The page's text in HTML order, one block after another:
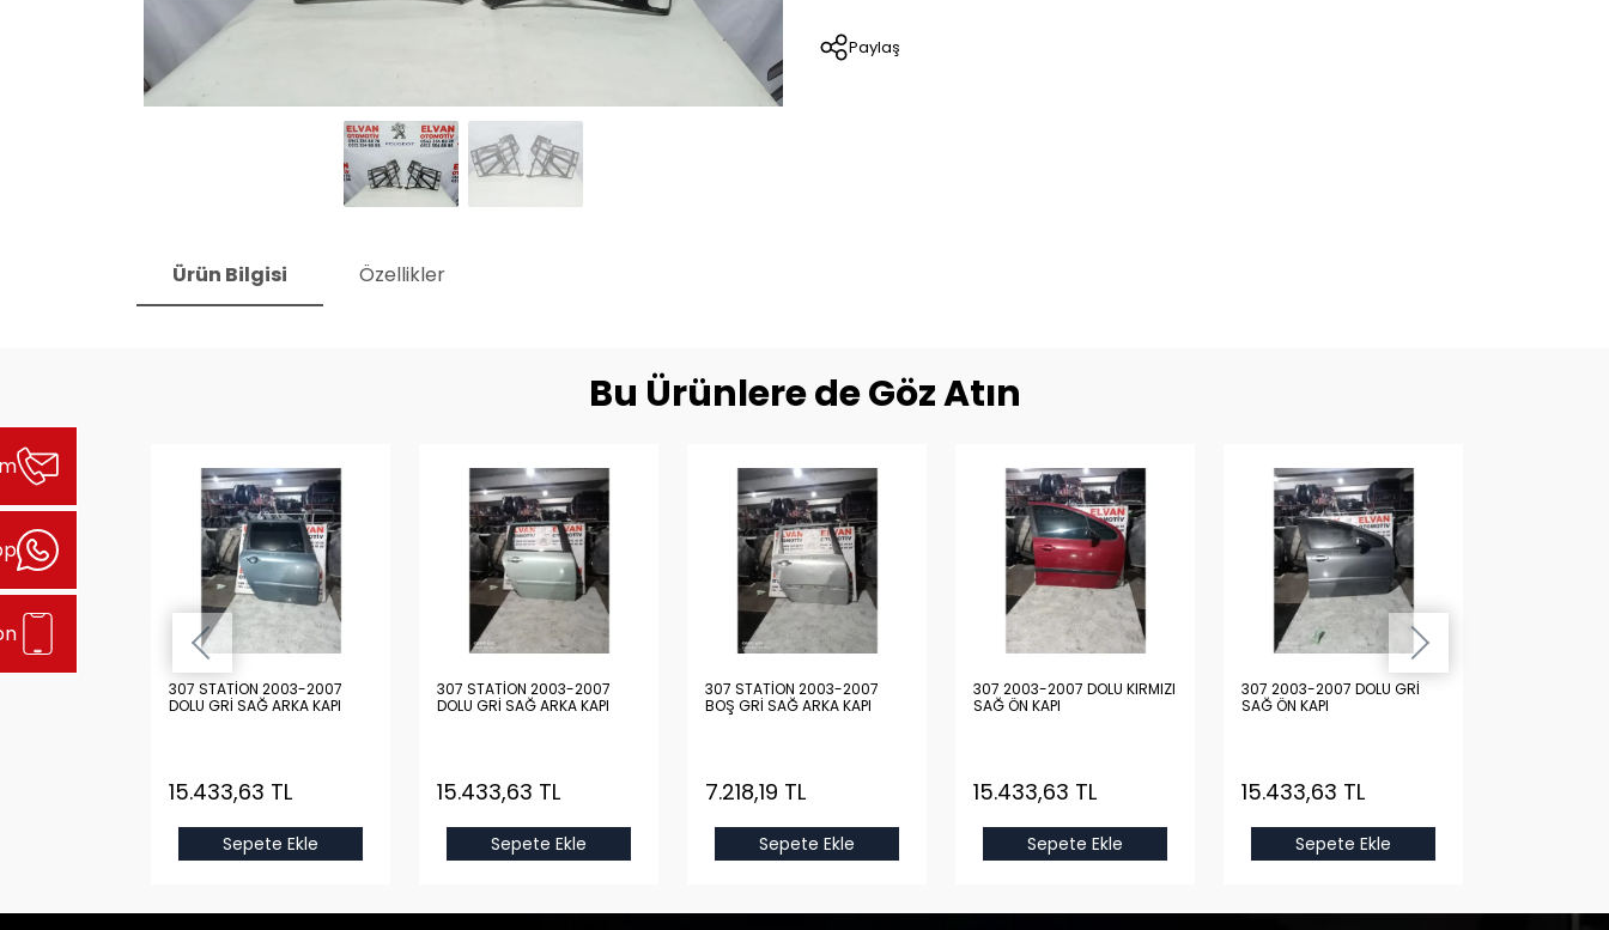
Paylaş
Ürün Bilgisi Özellikler
Bu Ürünlere de Göz Atın
307 STATİON 2003-2007
DOLU GRİ SAĞ ARKA KAPI
15.433,63 TL
Sepete Ekle
307 STATİON 2003-2007
DOLU GRİ SAĞ ARKA KAPI
15.433,63 TL
Sepete Ekle
307 STATİON 2003-2007
BOŞ GRİ SAĞ ARKA KAPI
7.218,19 TL
Sepete Ekle
307 2003-2007 DOLU KIRMIZI
SAĞ ÖN KAPI
15.433,63 TL
Sepete Ekle
307 2003-2007 DOLU GRİ
SAĞ ÖN KAPI
15.433,63 TL
Sepete Ekle